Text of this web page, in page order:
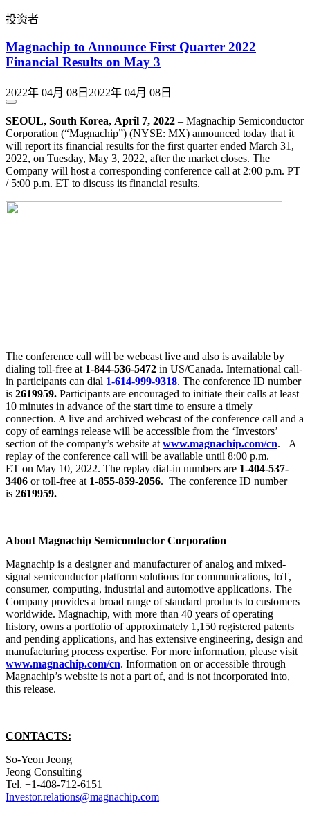
投资者
Magnachip to Announce First Quarter 2022
Financial Results on May 3
2022年 04月 08日 2022年 04月 08日
SEOUL, South Korea, April 7, 2022 – Magnachip Semiconductor
Corporation (“Magnachip”) (NYSE: MX) announced today that it
will report its financial results for the first quarter ended March 31,
2022, on Tuesday, May 3, 2022, after the market closes. The
Company will host a corresponding conference call at 2:00 p.m. PT
/ 5:00 p.m. ET to discuss its financial results.
The conference call will be webcast live and also is available by
dialing toll-free at 1-844-536-5472 in US/Canada. International call-
in participants can dial 1-614-999-9318. The conference ID number
is 2619959. Participants are encouraged to initiate their calls at least
10 minutes in advance of the start time to ensure a timely
connection. A live and archived webcast of the conference call and a
copy of earnings release will be accessible from the ‘Investors’
section of the company’s website at www.magnachip.com/cn. A
replay of the conference call will be available until 8:00 p.m.
ET on May 10, 2022. The replay dial-in numbers are 1-404-537-
3406 or toll-free at 1-855-859-2056. The conference ID number
is 2619959.
About Magnachip Semiconductor Corporation
Magnachip is a designer and manufacturer of analog and mixed-
signal semiconductor platform solutions for communications, IoT,
consumer, computing, industrial and automotive applications. The
Company provides a broad range of standard products to customers
worldwide. Magnachip, with more than 40 years of operating
history, owns a portfolio of approximately 1,150 registered patents
and pending applications, and has extensive engineering, design and
manufacturing process expertise. For more information, please visit
www.magnachip.com/cn. Information on or accessible through
Magnachip’s website is not a part of, and is not incorporated into,
this release.
CONTACTS:
So-Yeon Jeong
Jeong Consulting
Tel. +1-408-712-6151
Investor.relations@magnachip.com